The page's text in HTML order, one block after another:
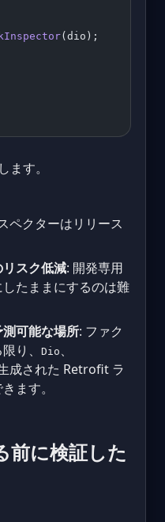
(dio);
ます。
ペクターはリリース
スク低減: 開発専用
たままにするのは難
可能な場所: ファク
り、
Dio 、
成された Retrofit ラ
ます。
前に検証した